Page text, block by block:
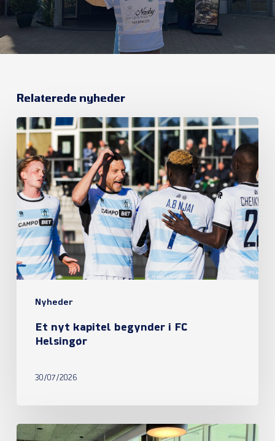
Relaterede nyheder
Nyheder
Et
nyt
kapitel
begynder
FC
Helsingør
Et nyt kapitel begynder i FC
Helsingør
30/07/2026
Referat